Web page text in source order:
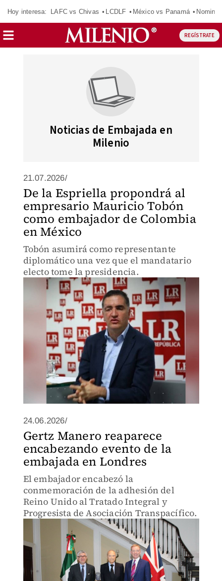
Hoy interesa: LAFC vs Chivas LCDLF México vs Panamá
REGÍSTRATE
Noticias de Embajada en
Milenio
21.07.2026/
De la Espriella propondrá al
empresario Mauricio Tobón
como embajador de Colombia
en México
Tobón asumirá como representante
diplomático una vez que el mandatario
electo tome la presidencia.
24.06.2026/
Gertz Manero reaparece
encabezando evento de la
embajada en Londres
El embajador encabezó la
conmemoración de la adhesión del
Reino Unido al Tratado Integral y
Progresista de Asociación Transpacífico.